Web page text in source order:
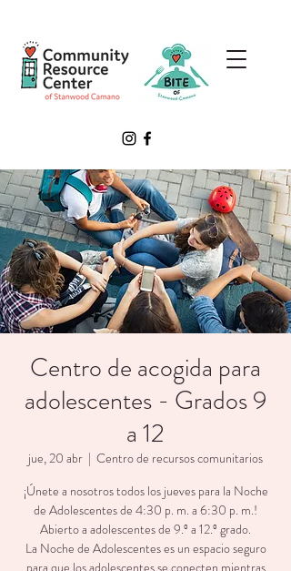
Centro de acogida para
adolescentes - Grados 9
a 12
jue, 20 abr
  |
Centro de recursos comunitarios
¡Únete a nosotros todos los jueves para la Noche
de Adolescentes de 4:30 p. m. a 6:30 p. m.!
Abierto a adolescentes de 9.º a 12.º grado.
La Noche de Adolescentes es un espacio seguro
para que los adolescentes se conecten mientras